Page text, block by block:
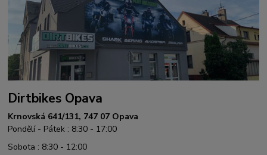
Dirtbikes Opava
Krnovská 641/131, 747 07 Opava
Pondělí - Pátek : 8:30 - 17:00
Sobota : 8:30 - 12:00